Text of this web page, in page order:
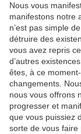
Nous vous
manifestons notre
n’est pas simple
détruire des
vous avez repris
d’autres
êtes, à ce
changements.
nous vous offrons
progresser et
que vous puissiez
sorte de vous